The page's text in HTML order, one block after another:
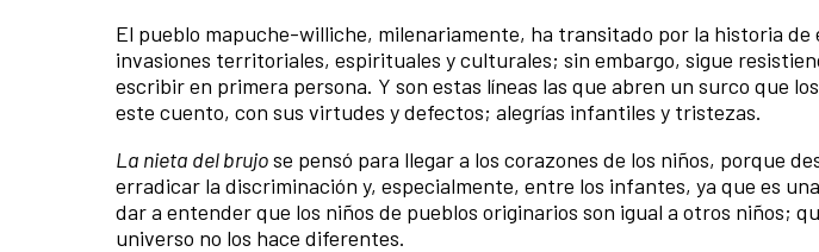
El pueblo mapuche-williche, milenariamente, ha transitado por la historia
invasiones territoriales, espirituales y culturales; sin embargo, sigue
escribir en primera persona. Y son estas líneas las que abren un surco que
este cuento, con sus virtudes y defectos; alegrías infantiles y tristezas.
La nieta del brujose pensó para llegar a los corazones de los niños, porque
erradicar la discriminación y, especialmente, entre los infantes, ya que es
dar a entender que los niños de pueblos originarios son igual a otros niños;
universo no los hace diferentes.